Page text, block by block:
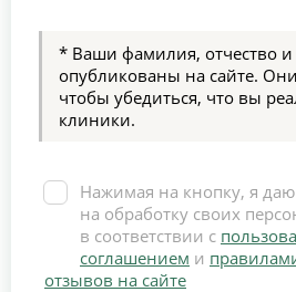
* Ваши фамилия, отчество и
опубликованы на сайте.
чтобы убедиться, что вы
клиники.
Нажимая на кнопку, я даю
на обработку своих
в соответствии с
соглашением и
отзывов на сайте